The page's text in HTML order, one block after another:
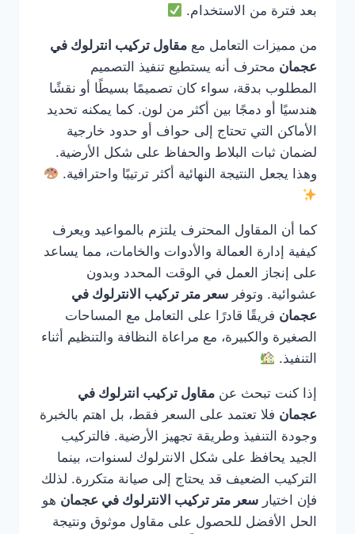
بعد فترة من الاستخدام.
من مميزات التعامل مع مقاول تركيب انترلوك في
عجمان محترف أنه يستطيع تنفيذ التصميم
المطلوب بدقة، سواء كان تصميمًا بسيطًا أو نقشًا
هندسيًا أو دمجًا بين أكثر من لون. كما يمكنه تحديد
الأماكن التي تحتاج إلى حواف أو حدود خارجية
لضمان ثبات البلاط والحفاظ على شكل الأرضية.
وهذا يجعل النتيجة النهائية أكثر ترتيبًا واحترافية.
كما أن المقاول المحترف يلتزم بالمواعيد ويعرف
كيفية إدارة العمالة والأدوات والخامات، مما يساعد
على إنجاز العمل في الوقت المحدد وبدون
عشوائية. وتوفر سعر متر تركيب الانترلوك في
عجمان فريقًا قادرًا على التعامل مع المساحات
الصغيرة والكبيرة، مع مراعاة النظافة والتنظيم أثناء
التنفيذ.
إذا كنت تبحث عن مقاول تركيب انترلوك في
عجمان فلا تعتمد على السعر فقط، بل اهتم بالخبرة
وجودة التنفيذ وطريقة تجهيز الأرضية. فالتركيب
الجيد يحافظ على شكل الانترلوك لسنوات، بينما
التركيب الضعيف قد يحتاج إلى صيانة متكررة. لذلك
فإن اختيار سعر متر تركيب الانترلوك في عجمان هو
الحل الأفضل للحصول على مقاول موثوق ونتيجة